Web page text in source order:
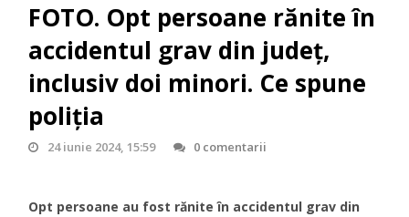
FOTO. Opt persoane rănite în
accidentul grav din județ,
inclusiv doi minori. Ce spune
poliția
24 iunie 2024, 15:59 0 comentarii
Opt persoane au fost rănite în accidentul grav din